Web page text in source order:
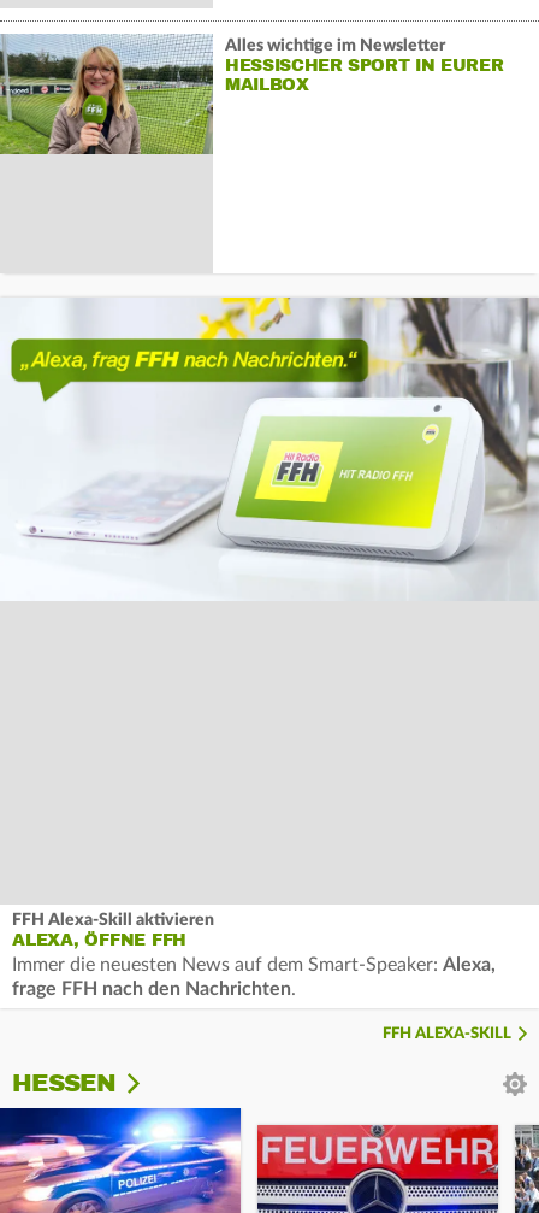
Alles wichtige im Newsletter
HESSISCHER SPORT IN EURER
MAILBOX
FFH Alexa-Skill aktivieren
ALEXA, ÖFFNE FFH
Immer die neuesten News auf dem Smart-Speaker: Alexa,
frage FFH nach den Nachrichten.
FFH ALEXA-SKILL
HESSEN